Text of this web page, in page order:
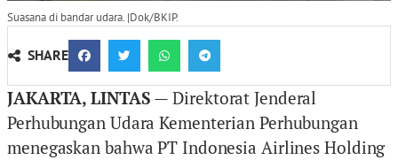
Suasana di bandar udara. |Dok/BKIP.
SHARE
JAKARTA, LINTAS — Direktorat Jenderal
Perhubungan Udara Kementerian Perhubungan
menegaskan bahwa PT Indonesia Airlines Holding